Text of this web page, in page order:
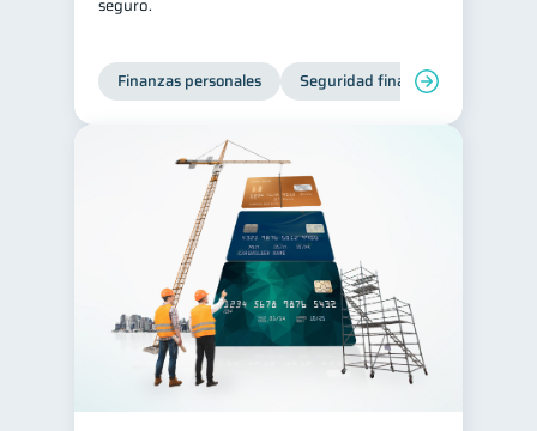
seguro.
Finanzas personales Seguridad financiera